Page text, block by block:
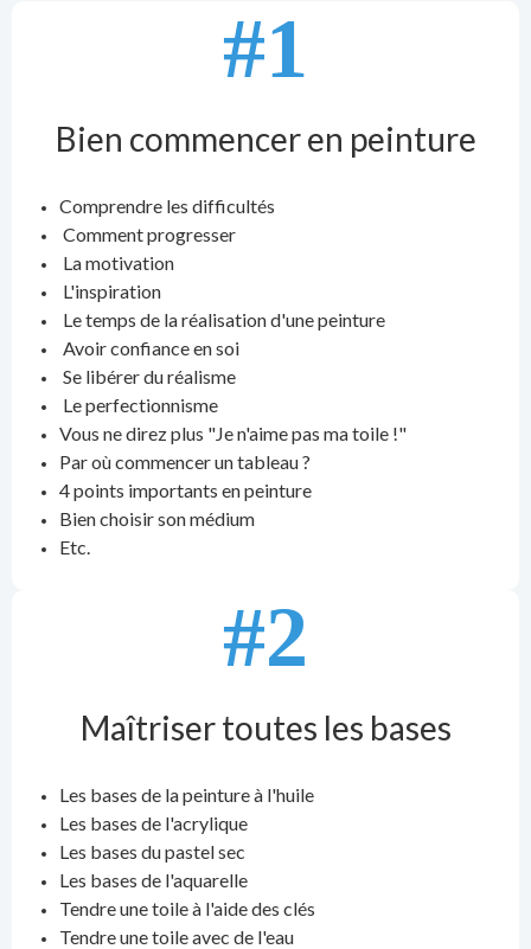
#1
Bien commencer en peinture
Comprendre les difficultés
Comment progresser
La motivation
L'inspiration
Le temps de la réalisation d'une peinture
Avoir confiance en soi
Se libérer du réalisme
Le perfectionnisme
Vous ne direz plus "Je n'aime pas ma toile !"
Par où commencer un tableau ?
4 points importants en peinture
Bien choisir son médium
Etc.
#2
Maîtriser toutes les bases
Les bases de la peinture à l'huile
Les bases de l'acrylique
Les bases du pastel sec
Les bases de l'aquarelle
Tendre une toile à l'aide des clés
Tendre une toile avec de l'eau